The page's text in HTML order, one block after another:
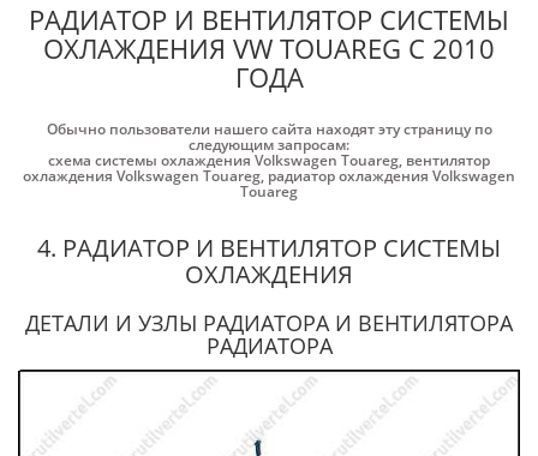
РАДИАТОР И ВЕНТИЛЯТОР СИСТЕМЫ
ОХЛАЖДЕНИЯ VW TOUAREG С 2010
ГОДА
Обычно пользователи нашего сайта находят эту страницу по
следующим запросам:
схема системы охлаждения Volkswagen Touareg, вентилятор
охлаждения Volkswagen Touareg, радиатор охлаждения Volkswagen
Touareg
4. РАДИАТОР И ВЕНТИЛЯТОР СИСТЕМЫ
ОХЛАЖДЕНИЯ
ДЕТАЛИ И УЗЛЫ РАДИАТОРА И ВЕНТИЛЯТОРА
РАДИАТОРА